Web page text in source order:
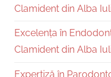
Clamident din Alba
Excelența în
Clamident din Alba
Expertiză în